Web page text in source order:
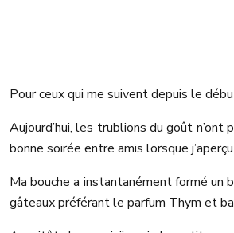
Pour ceux qui me suivent depuis le
Aujourd’hui, les trublions du goût
bonne soirée entre amis lorsque
Ma bouche a instantanément formé un
gâteaux préférant le parfum Thym et